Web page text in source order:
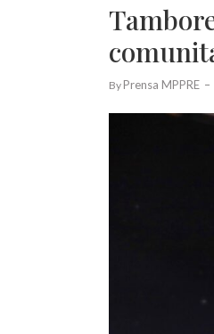
By Prensa MPPRE